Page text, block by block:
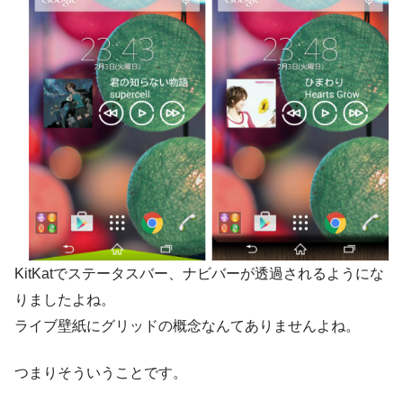
KitKatでステータスバー、ナビバーが透過されるようにな
りましたよね。
ライブ壁紙にグリッドの概念なんてありませんよね。
つまりそういうことです。